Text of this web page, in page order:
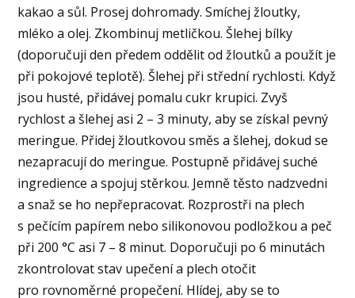
kakao a sůl. Prosej dohromady. Smíchej žloutky,
mléko a olej. Zkombinuj metličkou. Šlehej bílky
(doporučuji den předem oddělit od žloutků a použít je
při pokojové teplotě). Šlehej při střední rychlosti. Když
jsou husté, přidávej pomalu cukr krupici. Zvyš
rychlost a šlehej asi 2 – 3 minuty, aby se získal pevný
meringue. Přidej žloutkovou směs a šlehej, dokud se
nezapracují do meringue. Postupně přidávej suché
ingredience a spojuj stěrkou. Jemně těsto nadzvedni
a snaž se ho nepřepracovat. Rozprostři na plech
s pečícím papírem nebo silikonovou podložkou a peč
při 200 °C asi 7 – 8 minut. Doporučuji po 6 minutách
zkontrolovat stav upečení a plech otočit
pro rovnoměrné propečení. Hlídej, aby se to